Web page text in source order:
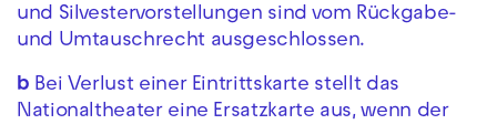
und Silvestervorstellungen sind vom Rückgabe-
und Umtauschrecht ausgeschlossen.
b Bei Verlust einer Eintrittskarte stellt das
Nationaltheater eine Ersatzkarte aus, wenn der